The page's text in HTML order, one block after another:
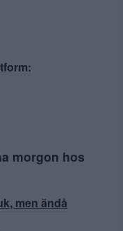
morgon hos
men ändå